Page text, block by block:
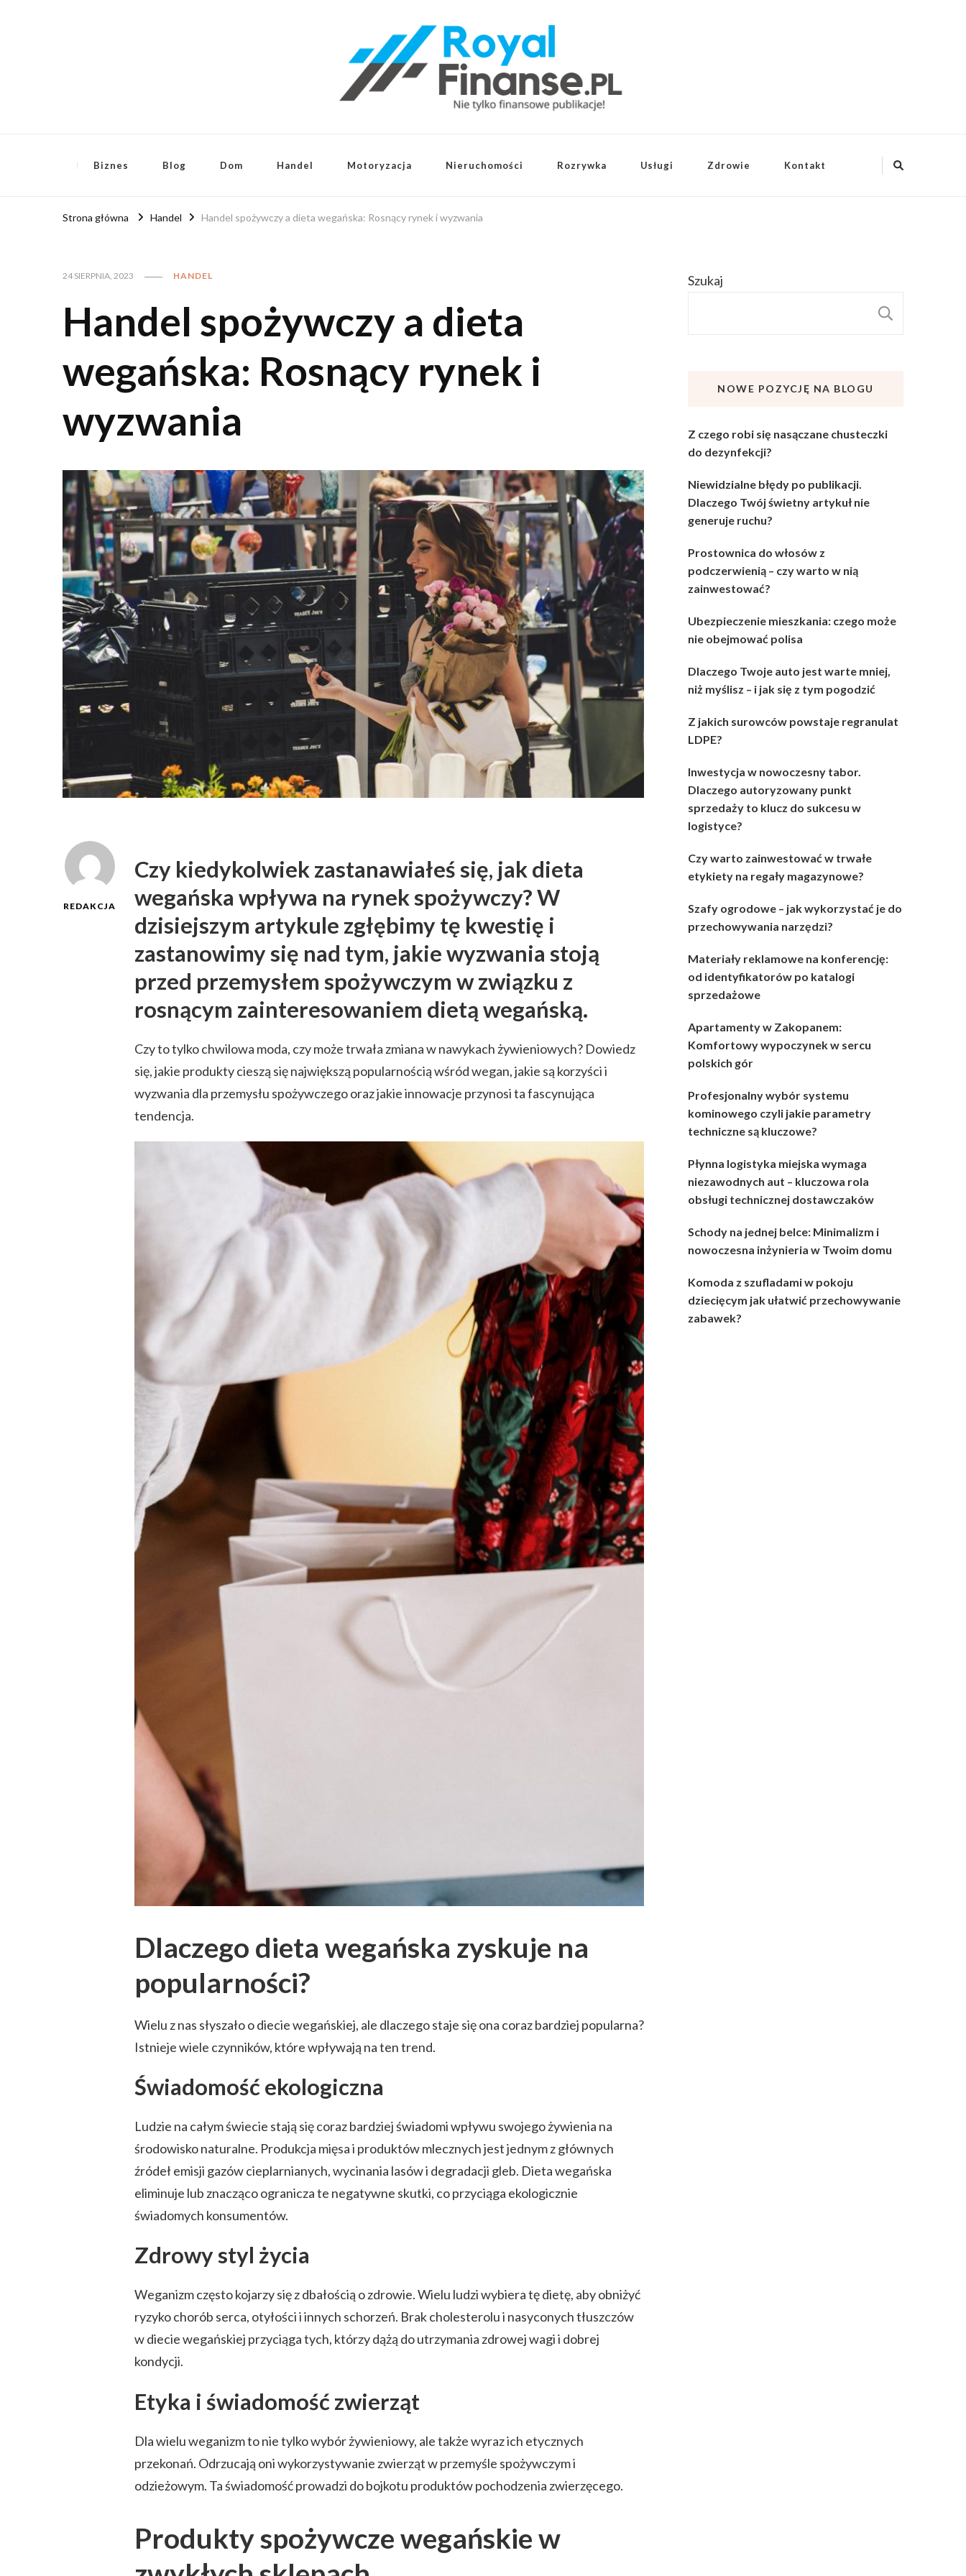
Biznes Blog Dom Handel Motoryzacja Nieruchomości Rozrywka Usługi Zdrowie Kontakt
Strona główna Handel Handel spożywczy a dieta wegańska: Rosnący rynek i wyzwania
24 SIERPNIA, 2023 HANDEL
Handel spożywczy a dieta
wegańska: Rosnący rynek i
wyzwania
REDAKCJA
Czy kiedykolwiek zastanawiałeś się, jak dieta
wegańska wpływa na rynek spożywczy? W
dzisiejszym artykule zgłębimy tę kwestię i
zastanowimy się nad tym, jakie wyzwania stoją
przed przemysłem spożywczym w związku z
rosnącym zainteresowaniem dietą wegańską.
Czy to tylko chwilowa moda, czy może trwała zmiana w nawykach żywieniowych? Dowiedz
się, jakie produkty cieszą się największą popularnością wśród wegan, jakie są korzyści i
wyzwania dla przemysłu spożywczego oraz jakie innowacje przynosi ta fascynująca
tendencja.
Dlaczego dieta wegańska zyskuje na
popularności?
Wielu z nas słyszało o diecie wegańskiej, ale dlaczego staje się ona coraz bardziej popularna?
Istnieje wiele czynników, które wpływają na ten trend.
Świadomość ekologiczna
Ludzie na całym świecie stają się coraz bardziej świadomi wpływu swojego żywienia na
środowisko naturalne. Produkcja mięsa i produktów mlecznych jest jednym z głównych
źródeł emisji gazów cieplarnianych, wycinania lasów i degradacji gleb. Dieta wegańska
eliminuje lub znacząco ogranicza te negatywne skutki, co przyciąga ekologicznie
świadomych konsumentów.
Zdrowy styl życia
Weganizm często kojarzy się z dbałością o zdrowie. Wielu ludzi wybiera tę dietę, aby obniżyć
ryzyko chorób serca, otyłości i innych schorzeń. Brak cholesterolu i nasyconych tłuszczów
w diecie wegańskiej przyciąga tych, którzy dążą do utrzymania zdrowej wagi i dobrej
kondycji.
Etyka i świadomość zwierząt
Dla wielu weganizm to nie tylko wybór żywieniowy, ale także wyraz ich etycznych
przekonań. Odrzucają oni wykorzystywanie zwierząt w przemyśle spożywczym i
odzieżowym. Ta świadomość prowadzi do bojkotu produktów pochodzenia zwierzęcego.
Produkty spożywcze wegańskie w
Szukaj
NOWE POZYCJĘ NA BLOGU
Z czego robi się nasączane chusteczki
do dezynfekcji?
Niewidzialne błędy po publikacji.
Dlaczego Twój świetny artykuł nie
generuje ruchu?
Prostownica do włosów z
podczerwienią – czy warto w nią
zainwestować?
Ubezpieczenie mieszkania: czego może
nie obejmować polisa
Dlaczego Twoje auto jest warte mniej,
niż myślisz – i jak się z tym pogodzić
Z jakich surowców powstaje regranulat
LDPE?
Inwestycja w nowoczesny tabor.
Dlaczego autoryzowany punkt
sprzedaży to klucz do sukcesu w
logistyce?
Czy warto zainwestować w trwałe
etykiety na regały magazynowe?
Szafy ogrodowe – jak wykorzystać je do
przechowywania narzędzi?
Materiały reklamowe na konferencję:
od identyfikatorów po katalogi
sprzedażowe
Apartamenty w Zakopanem:
Komfortowy wypoczynek w sercu
polskich gór
Profesjonalny wybór systemu
kominowego czyli jakie parametry
techniczne są kluczowe?
Płynna logistyka miejska wymaga
niezawodnych aut – kluczowa rola
obsługi technicznej dostawczaków
Schody na jednej belce: Minimalizm i
nowoczesna inżynieria w Twoim domu
Komoda z szufladami w pokoju
dziecięcym jak ułatwić przechowywanie
zabawek?